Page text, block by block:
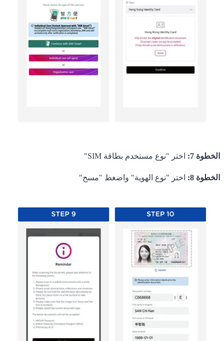
الخطوة 7: اختر "نوع مستخدم بطاقة SIM"
الخطوة 8: اختر "نوع الهوية" واضغط "مسح"